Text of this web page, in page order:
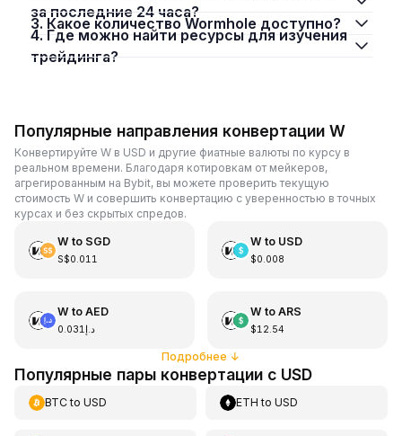
за последние 24 часа?
3. Какое количество Wormhole доступно?
4. Где можно найти ресурсы для изучения
трейдинга?
Популярные направления конвертации W
Конвертируйте W в USD и другие фиатные валюты по курсу в
реальном времени. Благодаря котировкам от мейкеров,
агрегированным на Bybit, вы можете проверить текущую
стоимость W и совершить конвертацию с уверенностью в точных
курсах и без скрытых спредов.
W to SGD
S$0.011
W to USD
$0.008
W to AED
د.إ0.031
W to ARS
$12.54
Подробнее ↓
Популярные пары конвертации с USD
BTCto USD ETH toUSD